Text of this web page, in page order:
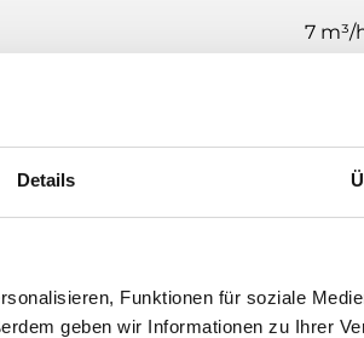
Details
Funktionen für soziale
geben wir Informationen zu Ihrer
7 m³/
3-